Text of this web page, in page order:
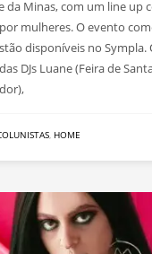
da Minas, com um line up
mulheres. O evento
disponíveis no Sympla.
DJs Luane (Feira de
, HOME